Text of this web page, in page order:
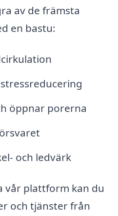
av de främsta
en bastu:
öppnar porerna
och ledvärk
vår plattform kan du
och tjänster från